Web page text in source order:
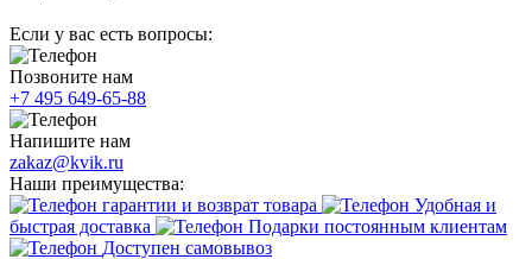
Если у вас есть вопросы:
Позвоните нам
+7 495 649-65-88
Напишите нам
zakaz@kvik.ru
Наши преимущества:
гарантии и возврат товара
Удобная и
быстрая доставка
Подарки постоянным клиентам
Доступен самовывоз